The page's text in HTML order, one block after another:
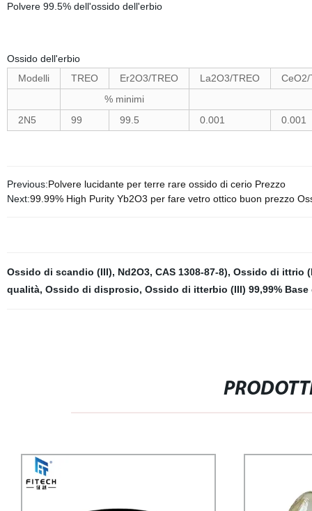
Polvere 99.5% dell'ossido dell'erbio
Ossido dell'erbio
Modelli
TREO Er2O3/TREO La2O3/TREO
CeO2/
% minimi
2N5
99 99.5 0.001 0.001
Previous:Polvere lucidante per terre rare ossido di cerio Prezzo
Next:99.99% High Purity Yb2O3 per fare vetro ottico buon prezzo
Ossido di scandio (III), Nd2O3, CAS 1308-87-8), Ossido di ittrio
qualità, Ossido di disprosio, Ossido di itterbio (III) 99,99%